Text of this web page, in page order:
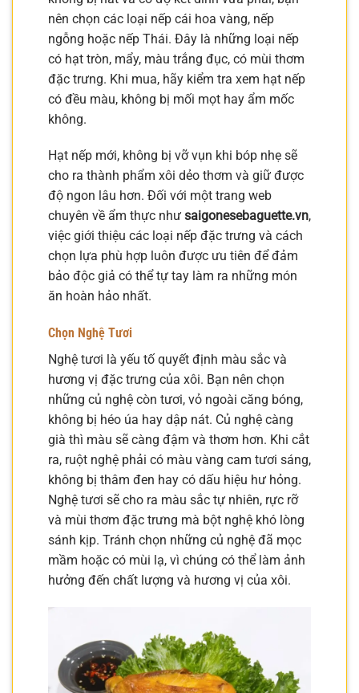
nên chọn các loại nếp cái hoa vàng, nếp
ngỗng hoặc nếp Thái. Đây là những loại nếp
có hạt tròn, mẩy, màu trắng đục, có mùi thơm
đặc trưng. Khi mua, hãy kiểm tra xem hạt nếp
có đều màu, không bị mối mọt hay ẩm mốc
không.
Hạt nếp mới, không bị vỡ vụn khi bóp nhẹ sẽ
cho ra thành phẩm xôi dẻo thơm và giữ được
độ ngon lâu hơn. Đối với một trang web
chuyên về ẩm thực như saigonesebaguette.vn,
việc giới thiệu các loại nếp đặc trưng và cách
chọn lựa phù hợp luôn được ưu tiên để đảm
bảo độc giả có thể tự tay làm ra những món
ăn hoàn hảo nhất.
Chọn Nghệ Tươi
Nghệ tươi là yếu tố quyết định màu sắc và
hương vị đặc trưng của xôi. Bạn nên chọn
những củ nghệ còn tươi, vỏ ngoài căng bóng,
không bị héo úa hay dập nát. Củ nghệ càng
già thì màu sẽ càng đậm và thơm hơn. Khi cắt
ra, ruột nghệ phải có màu vàng cam tươi sáng,
không bị thâm đen hay có dấu hiệu hư hỏng.
Nghệ tươi sẽ cho ra màu sắc tự nhiên, rực rỡ
và mùi thơm đặc trưng mà bột nghệ khó lòng
sánh kịp. Tránh chọn những củ nghệ đã mọc
mầm hoặc có mùi lạ, vì chúng có thể làm ảnh
hưởng đến chất lượng và hương vị của xôi.